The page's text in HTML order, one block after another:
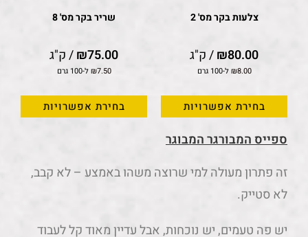
צלעות בקר מס' 2
₪80.00 / ק"ג
₪8.00 ל-100 גרם
בחירת אפשרויות
שריר בקר מס' 8
₪75.00 / ק"ג
₪7.50 ל-100 גרם
בחירת אפשרויות
ספייס המבורגר המבוגר
זה פתרון מעולה למי שרוצה משהו באמצע – לא קבב,
לא סטייק.
יש פה טעמים, יש נוכחות, אבל עדיין מאוד קל לעבוד